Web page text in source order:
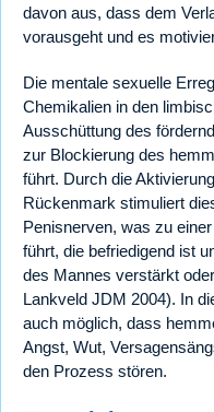
davon aus, dass dem
vorausgeht und es
Die mentale sexuelle
Chemikalien in den
Ausschüttung des
zur Blockierung des
führt. Durch die
Rückenmark stimuliert
Penisnerven, was zu
führt, die befriedigend ist
des Mannes verstärkt
Lankveld JDM 2004). In
auch möglich, dass
Angst, Wut,
den Prozess stören.